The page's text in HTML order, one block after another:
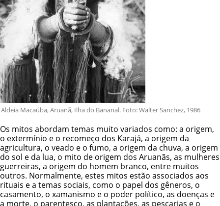
Aldeia Macaúba, Aruanã, Ilha do Bananal. Foto: Walter Sanchez, 1986
Os mitos abordam temas muito variados como: a origem,
o extermínio e o recomeço dos Karajá, a origem da
agricultura, o veado e o fumo, a origem da chuva, a origem
do sol e da lua, o mito de origem dos Aruanãs, as mulheres
guerreiras, a origem do homem branco, entre muitos
outros. Normalmente, estes mitos estão associados aos
rituais e a temas sociais, como o papel dos gêneros, o
casamento, o xamanismo e o poder político, as doenças e
a morte, o parentesco, as plantações, as pescarias e o